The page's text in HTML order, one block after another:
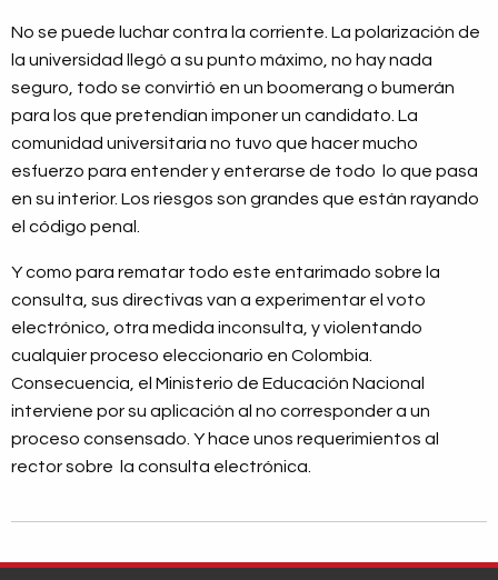
No se puede luchar contra la corriente. La polarización de
la universidad llegó a su punto máximo, no hay nada
seguro, todo se convirtió en un boomerang o bumerán
para los que pretendían imponer un candidato. La
comunidad universitaria no tuvo que hacer mucho
esfuerzo para entender y enterarse de todo lo que pasa
en su interior. Los riesgos son grandes que están rayando
el código penal.
Y como para rematar todo este entarimado sobre la
consulta, sus directivas van a experimentar el voto
electrónico, otra medida inconsulta, y violentando
cualquier proceso eleccionario en Colombia.
Consecuencia, el Ministerio de Educación Nacional
interviene por su aplicación al no corresponder a un
proceso consensado. Y hace unos requerimientos al
rector sobre la consulta electrónica.